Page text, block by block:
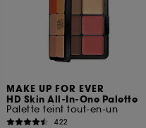
MAKE UP FOR EVER
HD Skin All-In-One Palette
Palette teint tout-en-un
422